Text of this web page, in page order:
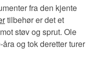
fra den kjente
tilbehør er det et
støv og sprut. Ole
og tok deretter turer